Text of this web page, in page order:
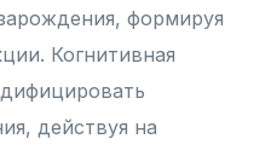
формируя
Когнитивная
действуя на